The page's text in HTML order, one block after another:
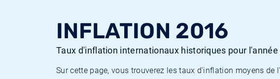
INFLATION 2016
Taux d'inflation internationaux historiques pour l'année
Sur cette page, vous trouverez les taux d'inflation moyens
Taux d'inflation historiques